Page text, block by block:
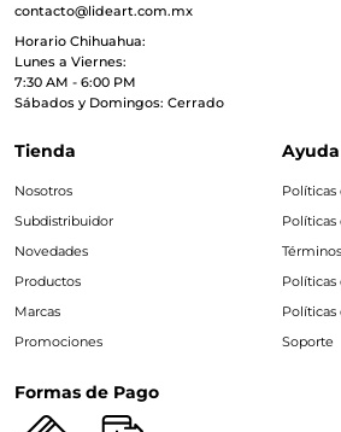
contacto@lideart.com.mx
Horario Chihuahua:
Lunes a Viernes:
7:30 AM - 6:00 PM
Sábados y Domingos: Cerrado
Tienda
Nosotros
Subdistribuidor
Novedades
Productos
Marcas
Promociones
Ayuda
Políticas
Políticas
Políticas
Soporte
Formas de Pago